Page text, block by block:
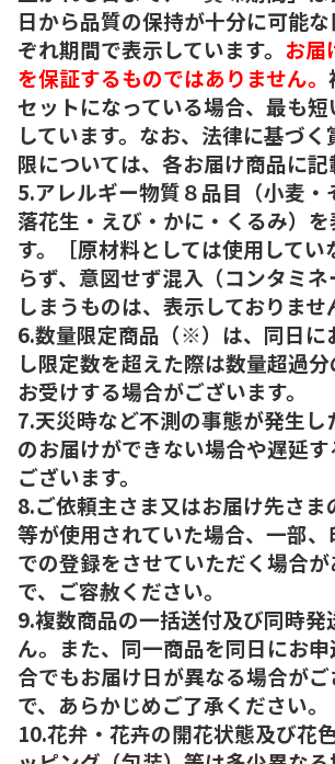
日から品質の保持が十分に可能
ぞれ期間で表示しています。 お届
を保証するものではありません。
セットになっている場合、最も
しています。なお、法律に基づ
限については、各お届け商品に記
5.アレルギー物質８品目（小麦・
落花生・えび・かに・くるみ）を
す。［原材料としては使用してい
らず、意図せず混入（コンタミ
しまうものは、表示しておりませ
6.数量限定商品（※）は、同日に
し限定数を超えた際は数量超過
お受けする場合がございます。
7.天災時など不測の事態が発生し
のお届けができない場合や遅延
ございます。
8.ご依頼主さま又はお届け先さま
等が使用されていた場合、一部
での登録をさせていただく場合
で、ご容赦ください。
9.複数商品の一括送付及び同時発
ん。また、同一商品を同日にお
合でもお届け日が異なる場合が
で、あらかじめご了承ください。
10.花弁・花卉の開花状態及び花